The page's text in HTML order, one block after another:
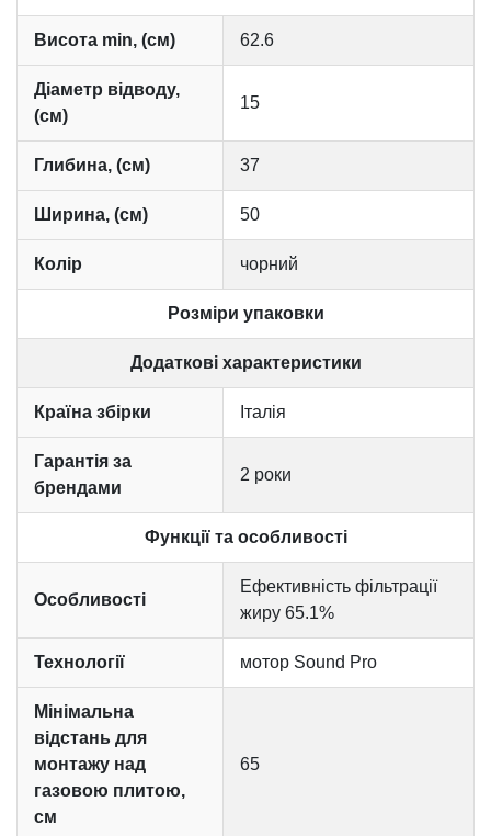
Висота min, (см) 62.6
Діаметр відводу,
(см)
15
Глибина, (см) 37
Ширина, (см) 50
Колір чорний
Розміри упаковки
Додаткові характеристики
Країна збірки Італія
Гарантія за
брендами
2 роки
Функції та особливості
Особливості
Ефективність фільтрації
жиру 65.1%
Технології мотор Sound Pro
Мінімальна
відстань для
монтажу над
газовою плитою,
см
65